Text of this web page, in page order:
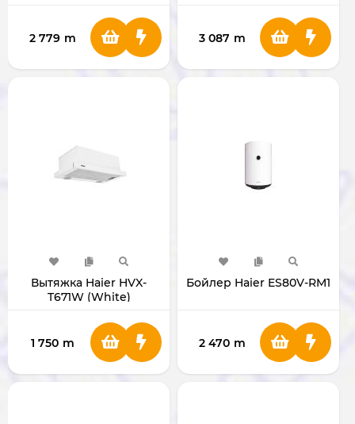
2 779 m 3 087 m
Вытяжка Haier HVX-
T671W (White)
1 750 m
Бойлер Haier ES80V-RM1
2 470 m